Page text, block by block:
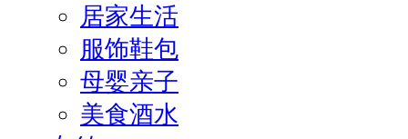
居家生活
服饰鞋包
母婴亲子
美食酒水